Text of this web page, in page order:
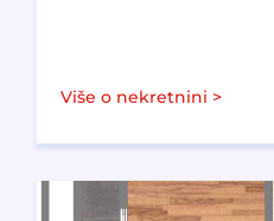
Više o nekretnini >